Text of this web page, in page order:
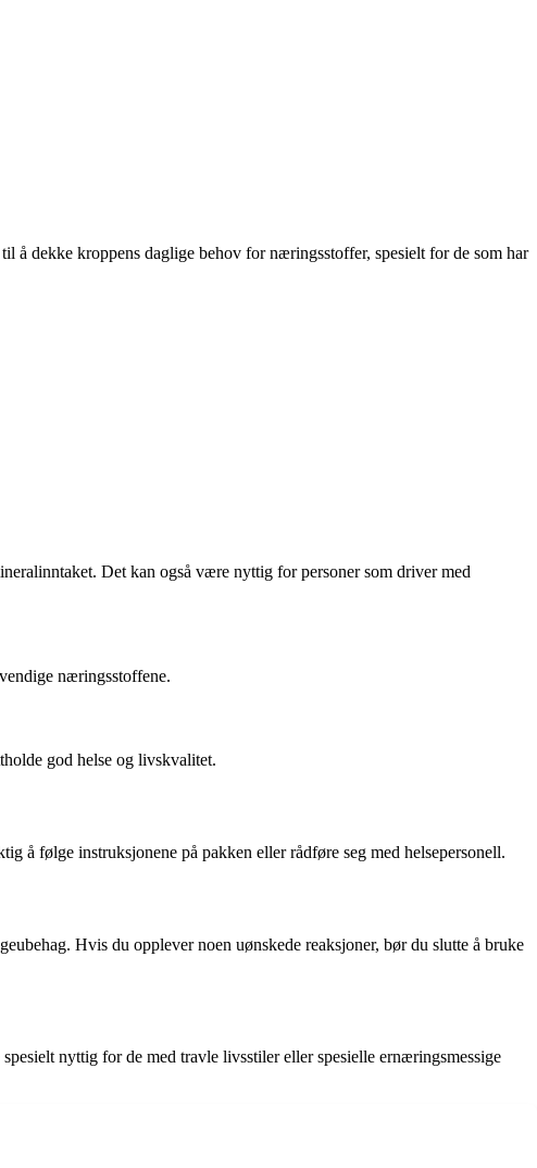
å dekke kroppens daglige behov for næringsstoffer, spesielt for de som har
Det kan også være nyttig for personer som driver med
næringsstoffene.
god helse og livskvalitet.
å følge instruksjonene på pakken eller rådføre seg med helsepersonell.
Hvis du opplever noen uønskede reaksjoner, bør du slutte å bruke
nyttig for de med travle livsstiler eller spesielle ernæringsmessige